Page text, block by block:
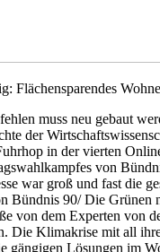
Flächensparendes
muss neu gebaut
der
in der vierten
von
war groß und fast die
Bündnis 90/ Die Grünen
von dem Experten von
Die Klimakrise mit all
gängigen Lösungen im